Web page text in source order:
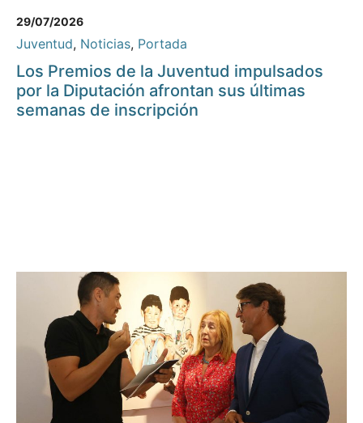
29/07/2026
Juventud, Noticias, Portada
Los Premios de la Juventud impulsados
por la Diputación afrontan sus últimas
semanas de inscripción